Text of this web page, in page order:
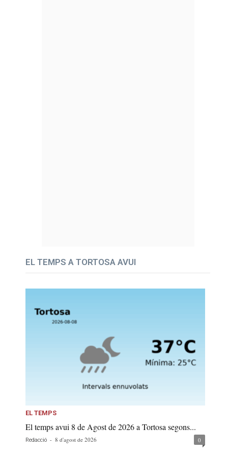
EL TEMPS A TORTOSA AVUI
EL TEMPS
El temps avui 8 de Agost de 2026 a Tortosa segons...
Redacció - 8 d'agost de 2026 0